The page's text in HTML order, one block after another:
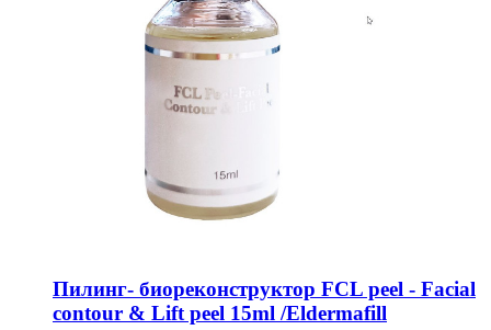
Пилинг- биореконструктор FCL peel - Facial
contour & Lift peel 15ml /Eldermafill